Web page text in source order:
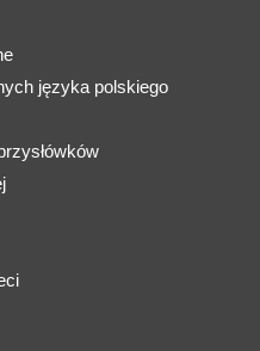
języka polskiego